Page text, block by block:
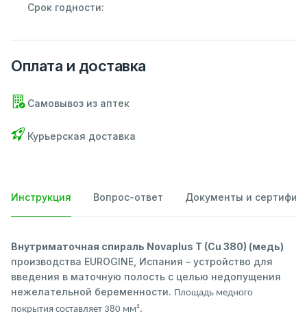
Срок годности:
Оплата и доставка
Самовывоз из аптек
Курьерская доставка
Инструкция Вопрос-ответ Документы и
Внутриматочная спираль Novaplus T (Cu 380) (медь)
производства EUROGINE, Испания – устройство для
введения в маточную полость с целью недопущения
нежелательной беременности. Площадь медного
покрытия составляет 380 мм².